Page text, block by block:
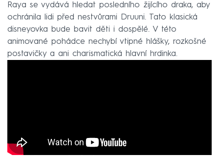
Raya se vydává hledat posledního žijícího draka, aby
ochránila lidi před nestvůrami Druuni. Tato klasická
disneyovka bude bavit děti i dospělé. V této
animované pohádce nechybí vtipné hlášky, rozkošné
postavičky a ani charismatická hlavní hrdinka.